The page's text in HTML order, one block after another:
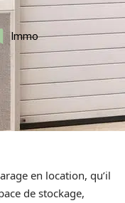
Immo
en location, qu’il
de stockage,